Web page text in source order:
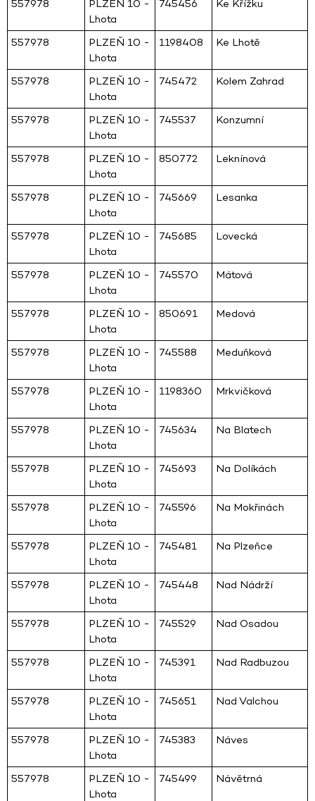
557978
PLZEŇ 10 -
Lhota
745456 Ke Křížku
557978
PLZEŇ 10 -
Lhota
1198408 Ke Lhotě
557978
PLZEŇ 10 -
Lhota
745472 Kolem Zahrad
557978
PLZEŇ 10 -
Lhota
745537 Konzumní
557978
PLZEŇ 10 -
Lhota
850772 Leknínová
557978
PLZEŇ 10 -
Lhota
745669 Lesanka
557978
PLZEŇ 10 -
Lhota
745685 Lovecká
557978
PLZEŇ 10 -
Lhota
745570 Mátová
557978
PLZEŇ 10 -
Lhota
850691 Medová
557978
PLZEŇ 10 -
Lhota
745588 Meduňková
557978
PLZEŇ 10 -
Lhota
1198360 Mrkvičková
557978
PLZEŇ 10 -
Lhota
745634 Na Blatech
557978
PLZEŇ 10 -
Lhota
745693 Na Dolíkách
557978
PLZEŇ 10 -
Lhota
745596 Na Mokřinách
557978
PLZEŇ 10 -
Lhota
745481 Na Plzeňce
557978
PLZEŇ 10 -
Lhota
745448 Nad Nádrží
557978
PLZEŇ 10 -
Lhota
745529 Nad Osadou
557978
PLZEŇ 10 -
Lhota
745391 Nad Radbuzou
557978
PLZEŇ 10 -
Lhota
745651 Nad Valchou
557978
PLZEŇ 10 -
Lhota
745383 Náves
557978
PLZEŇ 10 -
Lhota
745499 Návětrná